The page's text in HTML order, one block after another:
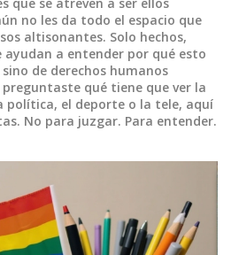
no les da todo el espacio que
altisonantes. Solo hechos,
a entender por qué esto
de derechos humanos
qué tiene que ver la
política, el deporte o la tele, aquí
No para juzgar. Para entender.